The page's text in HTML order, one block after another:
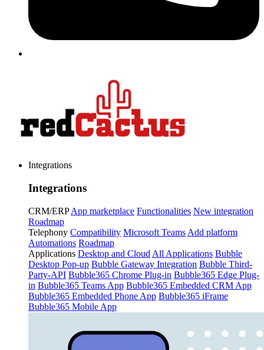
Integrations
Integrations
CRM/ERP App marketplace Functionalities New integration
Roadmap
Telephony Compatibility Microsoft Teams Add platform
Automations Roadmap
Applications Desktop and Cloud All Applications Bubble
Desktop Pop-up Bubble Gateway Integration Bubble Third-
Party-API Bubble365 Chrome Plug-in Bubble365 Edge Plug-
in Bubble365 Teams App Bubble365 Embedded CRM App
Bubble365 Embedded Phone App Bubble365 iFrame
Bubble365 Mobile App